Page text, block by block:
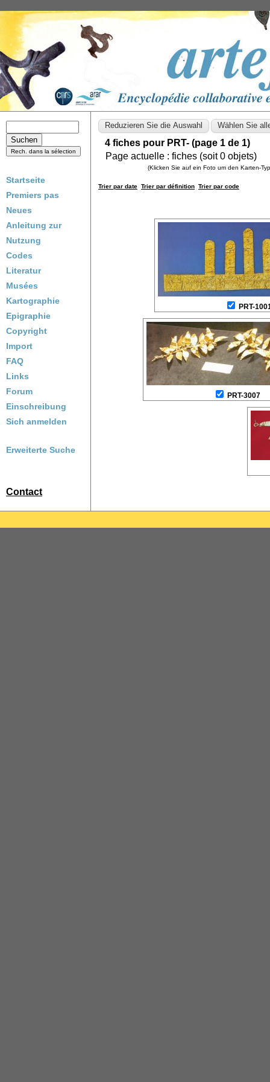
Startseite
Premiers pas
Neues
Anleitung zur
Nutzung
Codes
Literatur
Musées
Kartographie
Epigraphie
Copyright
Import
FAQ
Links
Forum
Einschreibung
Sich anmelden
Erweiterte Suche
Contact
4 fiches pour PRT- (page 1 de 1)
Page actuelle : fiches (soit0 objets)
(Klicken Sie auf ein Foto um den Karten-
Trier par date Trier par définition Trier par code
PRT-
PRT-3007